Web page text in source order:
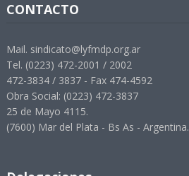
CONTACTO
Mail. sindicato@lyfmdp.org.ar
Tel. (0223) 472-2001 / 2002
472-3834 / 3837 - Fax 474-4592
Obra Social: (0223) 472-3837
25 de Mayo 4115.
(7600) Mar del Plata - Bs As - Argentina.